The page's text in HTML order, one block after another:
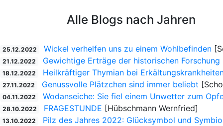
Alle Blogs nach Jahren
25.12.2022 Wickel verhelfen uns zu einem Wohlbefinden
21.12.2022 Gewichtige Erträge der historischen Forschung
18.12.2022 Heilkräftiger Thymian bei
27.11.2022 Genussvolle Plätzchen sind immer beliebt
04.11.2022 Wodanseiche: Sie fiel einem Unwetter zum
28.10.2022 FRAGESTUNDE [Hübschmann Wernfried]
13.10.2022 Pilz des Jahres 2022: Glücksymbol und